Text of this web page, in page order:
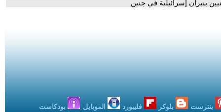
بنترست بلوكر فليبورد الموبايل بودكاست